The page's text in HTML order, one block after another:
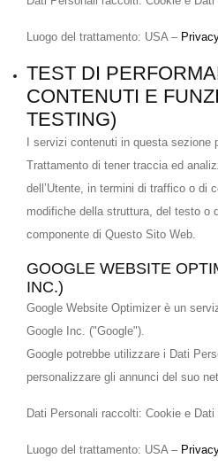
Luogo del trattamento: USA –
TEST DI
CONTENUTI E
TESTING)
I servizi contenuti in questa sezione
Trattamento di tener traccia ed
dell’Utente, in termini di traffico o di
modifiche della struttura, del testo o
componente di Questo Sito Web.
GOOGLE WEBSITE
INC.)
Google Website Optimizer è un
Google Inc. ("Google").
Google potrebbe utilizzare i Dati
personalizzare gli annunci del suo
Dati Personali raccolti: Cookie e
Luogo del trattamento: USA –